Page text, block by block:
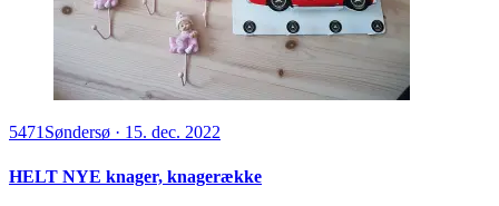
5471Søndersø · 15. dec. 2022
HELT NYE knager, knagerække